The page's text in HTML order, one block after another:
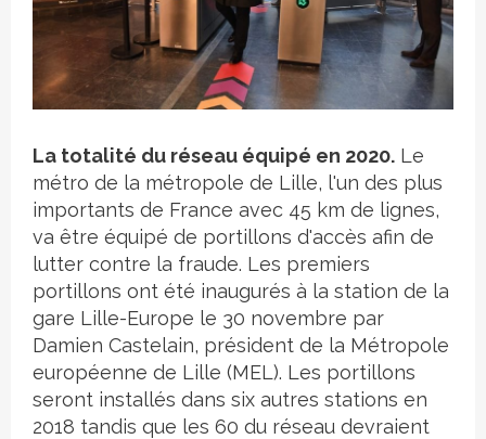
Crédit photo
La totalité du réseau équipé en 2020. Le
métro de la métropole de Lille, l'un des plus
importants de France avec 45 km de lignes,
va être équipé de portillons d'accès afin de
lutter contre la fraude. Les premiers
portillons ont été inaugurés à la station de la
gare Lille-Europe le 30 novembre par
Damien Castelain, président de la Métropole
européenne de Lille (MEL). Les portillons
seront installés dans six autres stations en
2018 tandis que les 60 du réseau devraient